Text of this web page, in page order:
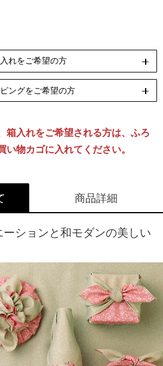
れをご希望の方
ングをご希望の方
のし包装
[無料]
箱Sサイズ
[有料]
箱入れをご希望される方は、ふろ
い物カゴに入れてください。
商品詳細
ションと和モダンの美しい